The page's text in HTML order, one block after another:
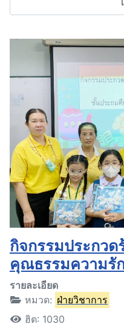
กิจกรรมประกวด
คุณธรรมความรั
รายละเอียด
หมวด: ฝ่ายวิชาการ
ฮิต: 1030